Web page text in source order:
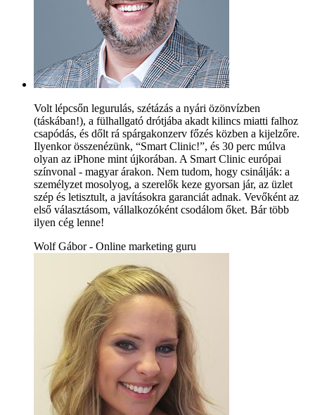
Volt lépcsőn legurulás, szétázás a nyári özönvízben
(táskában!), a fülhallgató drótjába akadt kilincs miatti falhoz
csapódás, és dőlt rá spárgakonzerv főzés közben a kijelzőre.
Ilyenkor összenézünk, “Smart Clinic!”, és 30 perc múlva
olyan az iPhone mint újkorában. A Smart Clinic európai
színvonal - magyar árakon. Nem tudom, hogy csinálják: a
személyzet mosolyog, a szerelők keze gyorsan jár, az üzlet
szép és letisztult, a javításokra garanciát adnak. Vevőként az
első választásom, vállalkozóként csodálom őket. Bár több
ilyen cég lenne!
Wolf Gábor - Online marketing guru